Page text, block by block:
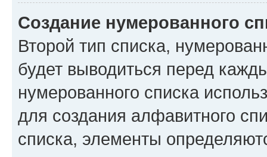
Создание нумерованного
Второй тип списка,
будет выводиться перед
нумерованного списка
для создания алфавитного
списка, элементы